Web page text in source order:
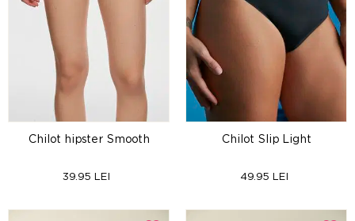
Chilot hipster Smooth
39.95 LEI
Chilot Slip Light
49.95 LEI